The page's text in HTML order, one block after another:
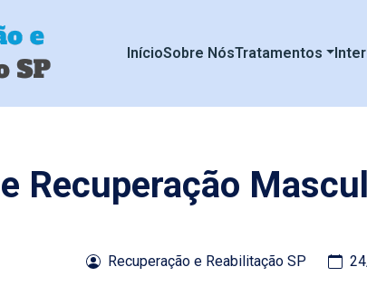
InícioSobre NósTratamentos
Recuperação
Recuperação e Reabilitação SP